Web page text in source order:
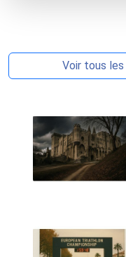
Voir tous